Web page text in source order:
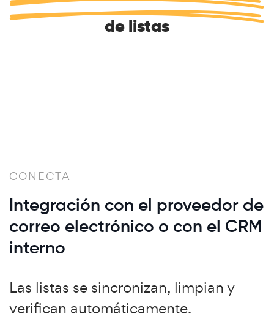
de listas
CONECTA
Integración con el proveedor de
correo electrónico o con el CRM
interno
Las listas se sincronizan, limpian y
verifican automáticamente.